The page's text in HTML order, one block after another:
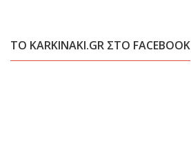
ΤΟ KARKINAKI.GR ΣΤΟ FACEBOOK